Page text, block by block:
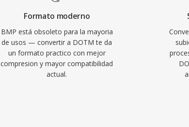
Formato moderno
BMP está obsoleto para la mayoria
de usos — convertir a DOTM te da
un formato practico con mejor
compresion y mayor compatibilidad
actual.